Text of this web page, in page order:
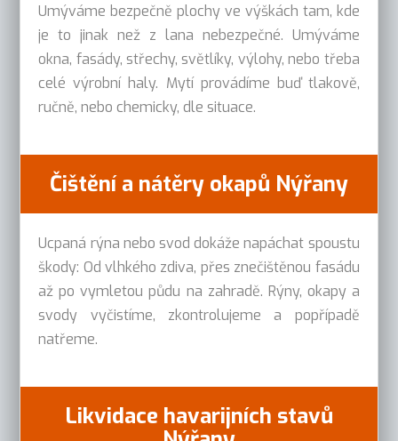
Umýváme bezpečně plochy ve výškách tam, kde
je to jinak než z lana nebezpečné. Umýváme
okna, fasády, střechy, světlíky, výlohy, nebo třeba
celé výrobní haly. Mytí provádíme buď tlakově,
ručně, nebo chemicky, dle situace.
Čištění a nátěry okapů Nýřany
Ucpaná rýna nebo svod dokáže napáchat spoustu
škody: Od vlhkého zdiva, přes znečištěnou fasádu
až po vymletou půdu na zahradě. Rýny, okapy a
svody vyčistíme, zkontrolujeme a popřípadě
natřeme.
Likvidace havarijních stavů